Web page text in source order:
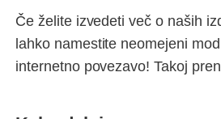
Če želite izvedeti več o naših
lahko namestite neomejeni
internetno povezavo! Takoj